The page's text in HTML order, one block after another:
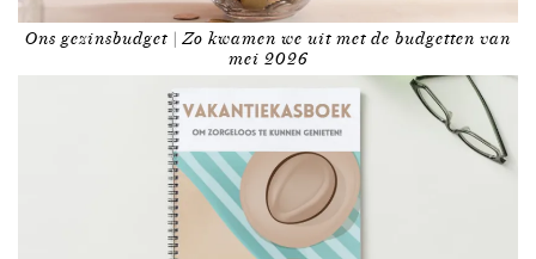
Ons gezinsbudget | Zo kwamen we uit met de budgetten van
mei 2026